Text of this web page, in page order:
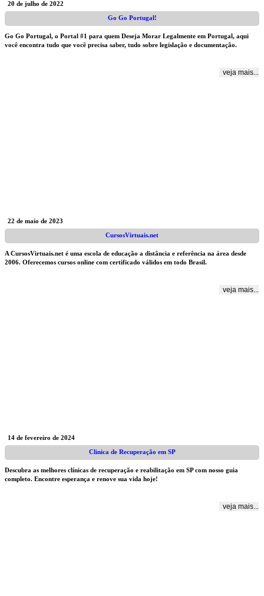
20 de julho de 2022
Go Go Portugal!
Go Go Portugal, o Portal #1 para quem Deseja Morar Legalmente em Portugal, aqui
você encontra tudo que você precisa saber, tudo sobre legislação e documentação.
veja mais...
22 de maio de 2023
CursosVirtuais.net
A CursosVirtuais.net é uma escola de educação a distância e referência na área desde
2006. Oferecemos cursos online com certificado válidos em todo Brasil.
veja mais...
14 de fevereiro de 2024
Clinica de Recuperação em SP
Descubra as melhores clínicas de recuperação e reabilitação em SP com nosso guia
completo. Encontre esperança e renove sua vida hoje!
veja mais...